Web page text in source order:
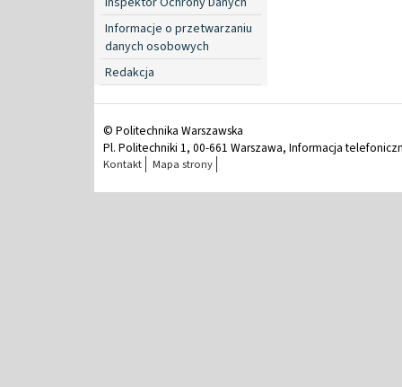
Informacje o przetwarzaniu
danych osobowych
Redakcja
© Politechnika Warszawska
Pl. Politechniki 1, 00-661 Warszawa, Informacja
Kontakt Mapa strony